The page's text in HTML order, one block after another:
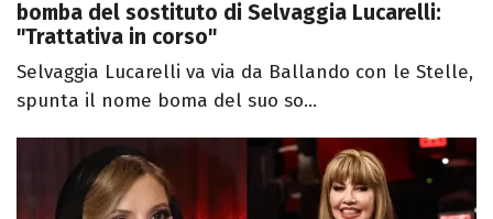
bomba del sostituto di Selvaggia Lucarelli:
"Trattativa in corso"
Selvaggia Lucarelli va via da Ballando con le Stelle,
spunta il nome boma del suo so...